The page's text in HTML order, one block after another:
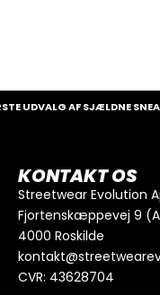
UDVALG AF SJÆLDNE
KONTAKT OS
Streetwear Evolution
Fjortenskæppevej 9
4000 Roskilde
CVR: 43628704